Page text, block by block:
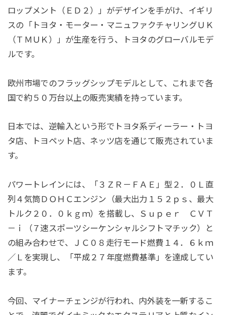
ロップメント（ＥＤ２）」がデザインを手がけ、イギリ
スの「トヨタ・モーター・マニュファクチャリングＵＫ
（ＴＭＵＫ）」が生産を行う、トヨタのグローバルモデ
ルです。
欧州市場でのフラッグシップモデルとして、これまで各
国で約５０万台以上の販売実績を持っています。
日本では、逆輸入という形でトヨタ系ディーラー・トヨ
タ店、トヨペット店、ネッツ店を通じて販売されていま
す。
パワートレインには、「３ＺＲ－ＦＡＥ」型２．０Ｌ直
列４気筒ＤＯＨＣエンジン（最大出力１５２ｐｓ、最大
トルク２０．０ｋｇｍ）を搭載し、Ｓｕｐｅｒ ＣＶＴ
－ｉ（７速スポーツシーケンシャルシフトマチック）と
の組み合わせで、ＪＣ０８走行モード燃費１４．６ｋｍ
／Ｌを実現し、「平成２７年度燃費基準」を達成してい
ます。
今回、マイナーチェンジが行われ、内外装を一新するこ